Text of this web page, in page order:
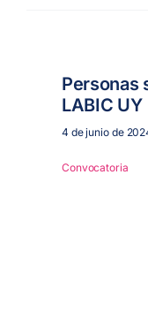
Personas
LABIC UY
4 de junio de
Convocatoria